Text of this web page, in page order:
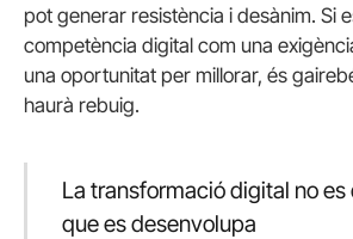
pot generar resistència i desànim. Si
competència digital com una
una oportunitat per millorar, és
haurà rebuig.
La transformació digital no
que es desenvolupa